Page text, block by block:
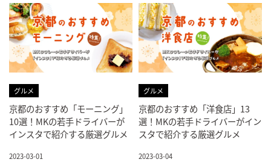
グルメ
京都のおすすめ「モーニング」
10選！MKの若手ドライバーが
インスタで紹介する厳選グルメ
2023-03-01
グルメ
京都のおすすめ「洋食店」13
選！MKの若手ドライバーがイン
スタで紹介する厳選グルメ
2023-03-04